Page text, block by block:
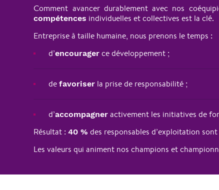
Comment avancer durablement avec nos
compétences individuelles et collectives est la clé.
Entreprise à taille humaine, nous prenons le temps :
d’encourager ce développement ;
defavoriser la prise de responsabilité ;
d’accompagner activement les initiatives de
Résultat :40 % des responsables d’exploitation sont
Les valeurs qui animent nos champions et